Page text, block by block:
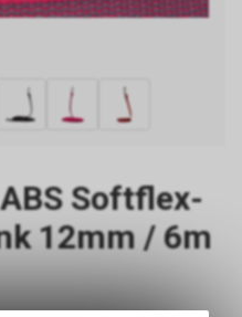
ABS Softflex-
12mm / 6m